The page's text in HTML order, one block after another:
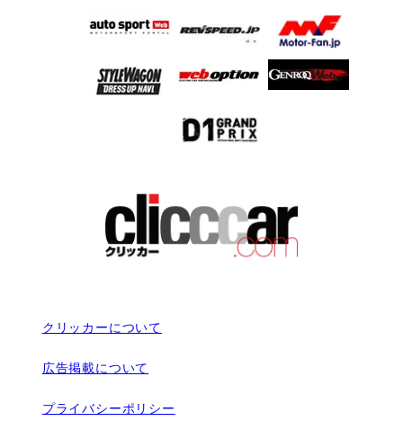
クリッカーについて
広告掲載について
プライバシーポリシー